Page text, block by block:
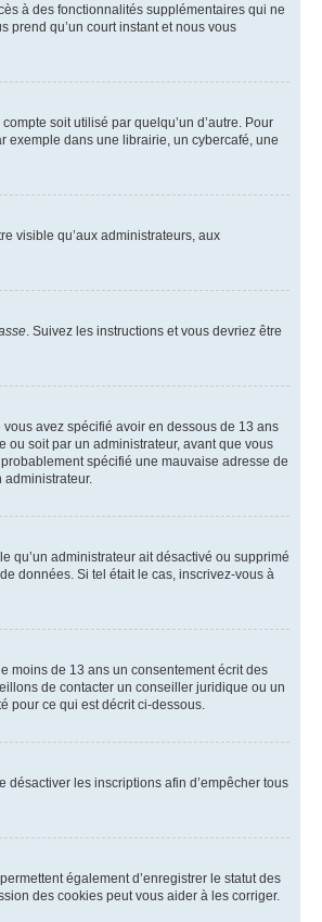
à des fonctionnalités supplémentaires qui ne
prend qu’un court instant et nous vous
soit utilisé par quelqu’un d’autre. Pour
exemple dans une librairie, un cybercafé, une
visible qu’aux administrateurs, aux
. Suivez les instructions et vous devriez être
vous avez spécifié avoir en dessous de 13 ans
ou soit par un administrateur, avant que vous
spécifié une mauvaise adresse de
qu’un administrateur ait désactivé ou supprimé
données. Si tel était le cas, inscrivez-vous à
moins de 13 ans un consentement écrit des
de contacter un conseiller juridique ou un
pour ce qui est décrit ci-dessous.
les inscriptions afin d’empêcher tous
également d’enregistrer le statut des
des cookies peut vous aider à les corriger.